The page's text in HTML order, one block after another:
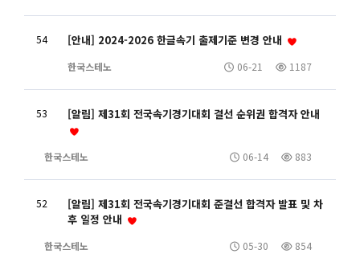
54 [안내] 2024-2026 한글속기 출제기준 변경 안내
한국스테노 1187
06-21
53 [알림] 제31회 전국속기경기대회 결선 순위권 합격자 안내
한국스테노 883
06-14
52
[알림] 제31회 전국속기경기대회 준결선 합격자 발표 및 차
후 일정 안내
한국스테노 854
05-30